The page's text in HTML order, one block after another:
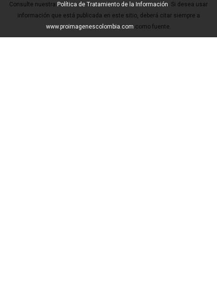
Consulte nuestra Política de Tratamiento de la Información. Si desea usar
información que está publicada en este sitio, deberá citar siempre a
www.proimagenescolombia.com como fuente.